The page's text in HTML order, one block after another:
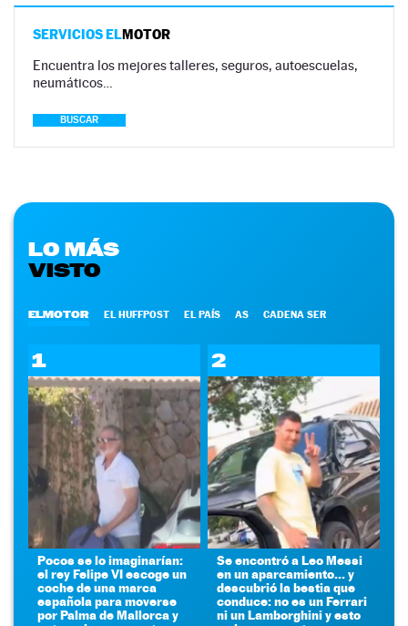
SERVICIOS ELMOTOR
Encuentra los mejores talleres, seguros, autoescuelas,
neumáticos…
BUSCAR
LO MÁS
VISTO
ELMOTOR EL HUFFPOST EL PAÍS AS CADENA SER
1
Pocos se lo imaginarían:
el rey Felipe VI escoge un
coche de una marca
española para moverse
por Palma de Mallorca y
2
Se encontró a Leo Messi
en un aparcamiento... y
descubrió la bestia que
conduce: no es un Ferrari
ni un Lamborghini y esto